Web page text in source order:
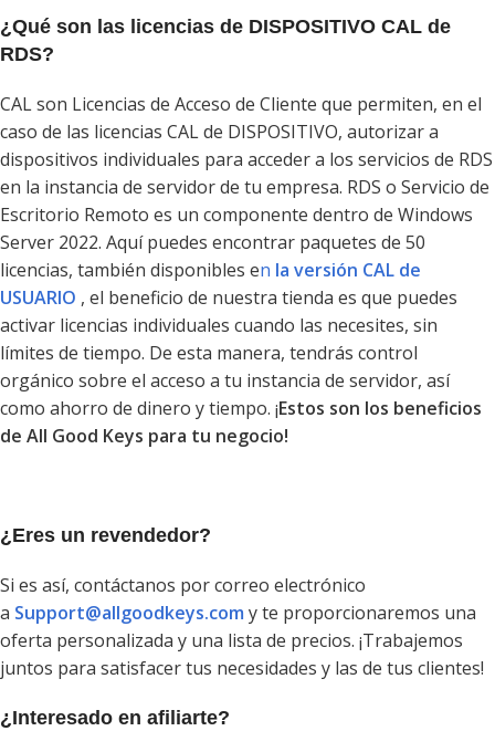
¿Qué son las licencias de DISPOSITIVO CAL de
RDS?
CAL son Licencias de Acceso de Cliente que permiten, en el
caso de las licencias CAL de DISPOSITIVO, autorizar a
dispositivos individuales para acceder a los servicios de RDS
en la instancia de servidor de tu empresa. RDS o Servicio de
Escritorio Remoto es un componente dentro de Windows
Server 2022. Aquí puedes encontrar paquetes de 50
licencias, también disponibles en la versión CAL de
USUARIO , el beneficio de nuestra tienda es que puedes
activar licencias individuales cuando las necesites, sin
límites de tiempo. De esta manera, tendrás control
orgánico sobre el acceso a tu instancia de servidor, así
como ahorro de dinero y tiempo. ¡Estos son los beneficios
de All Good Keys para tu negocio!
¿Eres un revendedor?
Si es así, contáctanos por correo electrónico
a Support@allgoodkeys.com y te proporcionaremos una
oferta personalizada y una lista de precios. ¡Trabajemos
juntos para satisfacer tus necesidades y las de tus clientes!
¿Interesado en afiliarte?